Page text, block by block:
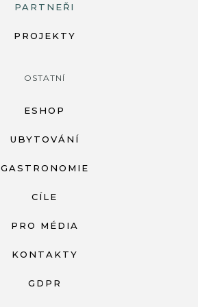
PARTNEŘI
PROJEKTY
OSTATNÍ
ESHOP
UBYTOVÁNÍ
GASTRONOMIE
CÍLE
PRO MÉDIA
KONTAKTY
GDPR